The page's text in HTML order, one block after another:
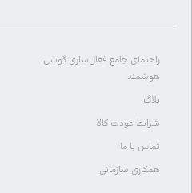
راهنمای جامع فعال‌سازی گوشی
هوشمند
بلاگ
شرایط عودت کالا
تماس با ما
همکاری سازمانی